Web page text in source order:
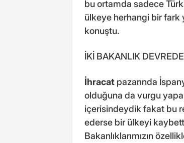
bu ortamda sadece
ülkeye herhangi bir fark
konuştu.
İKİ BAKANLIK DEVREDE
İhracat pazarında
olduğuna da vurgu
içerisindeydik fakat bu
ederse bir ülkeyi
Bakanlıklarımızın